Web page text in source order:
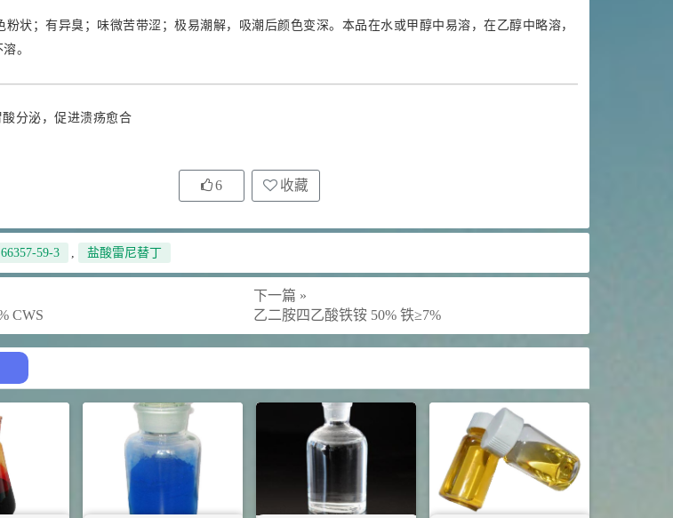
粉状；有异臭；味微苦带涩；极易潮解，吸潮后颜色变深。本品在水或甲醇中易溶，在乙醇中略溶，
。
酸分泌，促进溃疡愈合
6 收藏
59-3 , 盐酸雷尼替丁
CWS
下一篇 »
乙二胺四乙酸铁铵 50% 铁≥7%
2021-07-07 植物生长调节剂
N-羟甲基丙烯酰胺 98% NMA
览量 - 1.98w
2021-06-22 化工原料
2021-06-19 化工原料
S-羧甲基-L-半胱氨酸(羧甲司坦)
览量 - 1.72w
抗氧剂BHT 99.5%
览量 - 1.64w
食品添加剂原料
8 D-异抗坏血酸钠 98%
浏览量 - 1.55w